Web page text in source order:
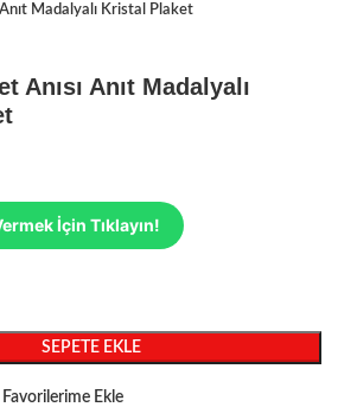
Madalyalı Kristal Plaket
Anısı Anıt Madalyalı
İçin Tıklayın!
SEPETE EKLE
Favorilerime Ekle